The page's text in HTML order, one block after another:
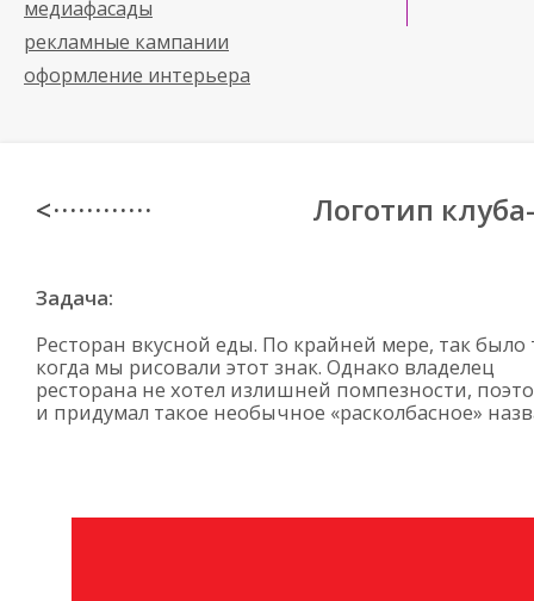
медиафасады
рекламные кампании
оформление интерьера
< · · · · · · · · · · · · Логотип
Задача:
Ресторан вкусной еды. По крайней мере, так было
когда мы рисовали этот знак. Однако владелец
ресторана не хотел излишней помпезности,
и придумал такое необычное «расколбасное»